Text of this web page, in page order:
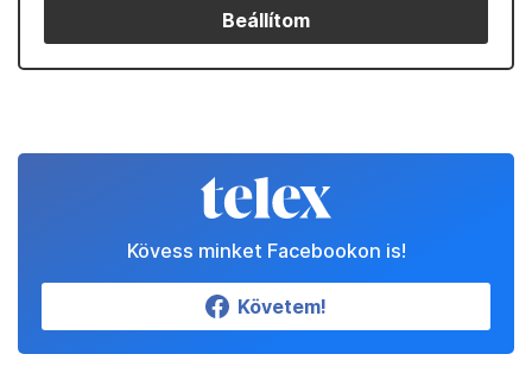
Beállítom
Kövess minket Facebookon is!
Követem!